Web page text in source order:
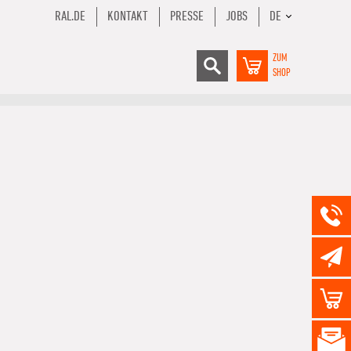
RAL.DE KONTAKT PRESSE JOBS DE
ZUM
SHOP